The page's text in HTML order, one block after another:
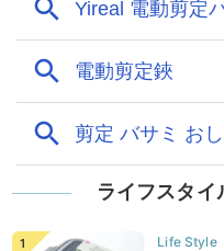
ライフスタイ